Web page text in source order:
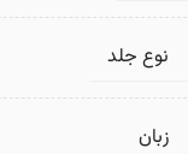
نوع جلد
زبان